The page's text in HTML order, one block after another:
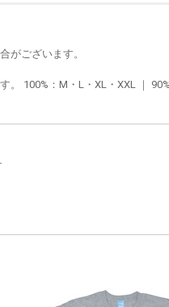
がございます。
100%：M・L・XL・XXL ｜ 90%